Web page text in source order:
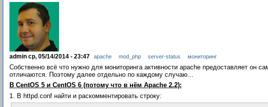
admin ср, 05/14/2014 - 23:47 apache mod_php server-status мониторинг
Собственно всё что нужно для мониторинга активности apache предоставляет
отличаются. Поэтому далее отдельно по каждому случаю...
В CentOS 5 и CentOS 6 (потому что в нём Apache 2.2):
1. В httpd.conf найти и раскомментировать строку: